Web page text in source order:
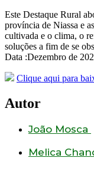
Este Destaque Rural
província de Niassa e
cultivada e o clima, o
soluções a fim de se
Data :Dezembro de
Clique aqui para
Autor
João Mosca
Melica